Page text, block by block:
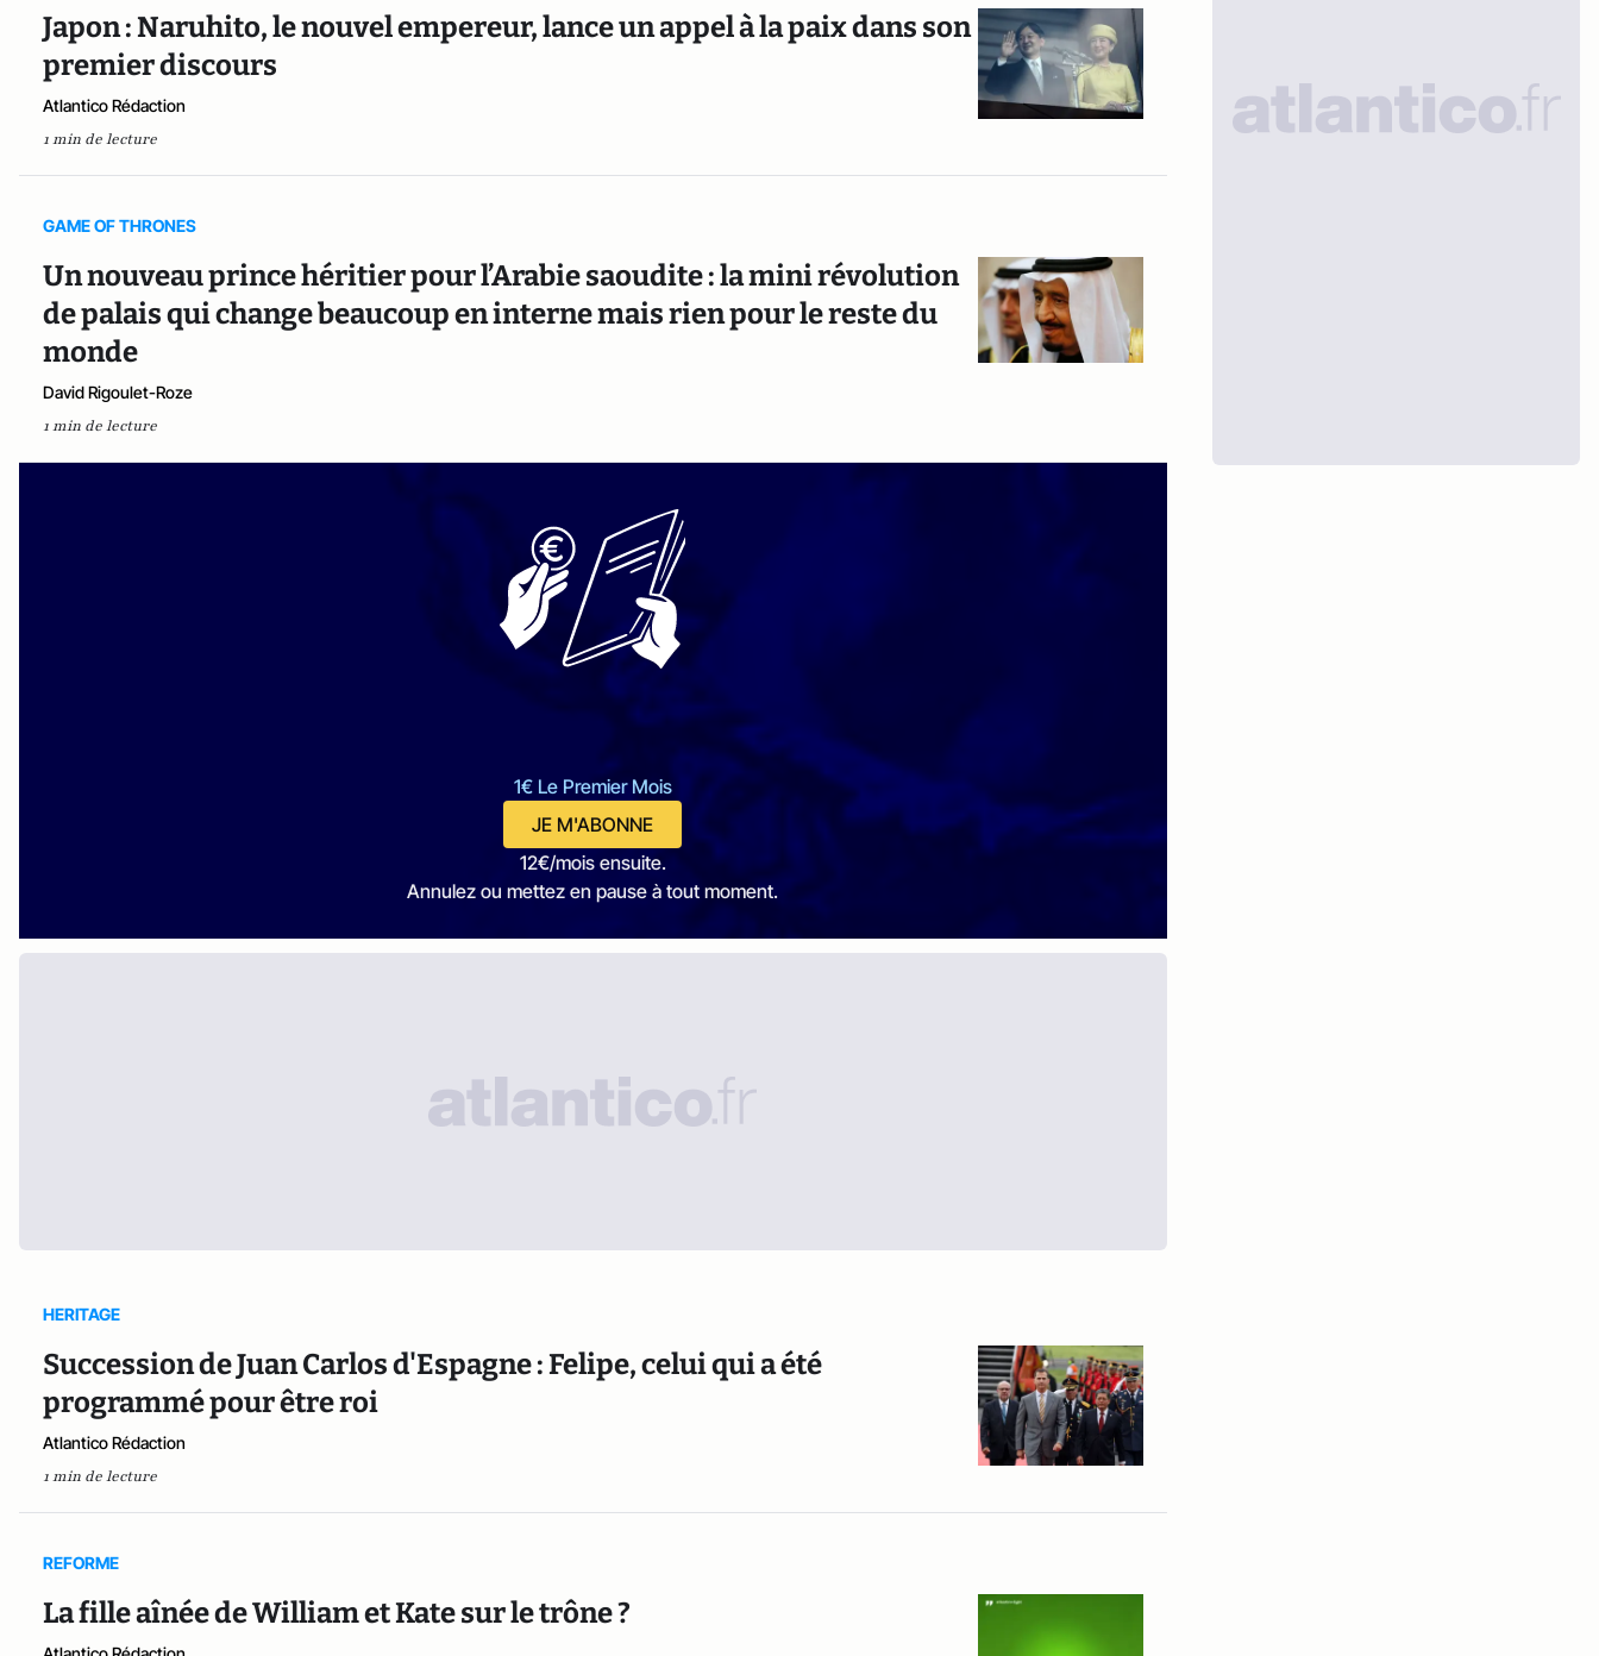
Japon : Naruhito, le nouvel empereur, lance un appel à la paix dans son
premier discours
Atlantico Rédaction
1 min de lecture
GAME OF THRONES
Un nouveau prince héritier pour l’Arabie saoudite : la mini révolution
de palais qui change beaucoup en interne mais rien pour le reste du
monde
David Rigoulet-Roze
1 min de lecture
1€ Le Premier Mois
JE M'ABONNE
12€/mois ensuite.
Annulez ou mettez en pause à tout moment.
HERITAGE
Succession de Juan Carlos d'Espagne : Felipe, celui qui a été
programmé pour être roi
Atlantico Rédaction
1 min de lecture
REFORME
La fille aînée de William et Kate sur le trône ?